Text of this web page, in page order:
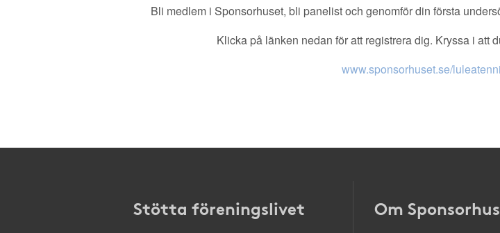
Bli medlem i Sponsorhuset, bli panelist och genomför din första
Klicka på länken nedan för att registrera dig. Kryssa i att
www.sponsorhuset.se/
Stötta föreningslivet Om